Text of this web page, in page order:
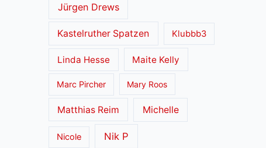
Jürgen Drews
Kastelruther Spatzen Klubbb3
Linda Hesse Maite Kelly
Marc Pircher Mary Roos
Matthias Reim Michelle
Nicole Nik P